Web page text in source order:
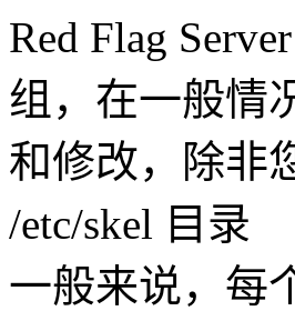
Red Flag
组，在一般情
和修改，除非
/etc/skel 目录
一般来说，每